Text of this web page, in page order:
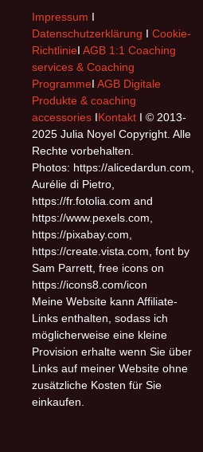
Impressum I
Datenschutzerklärung I Cookie-
RichtlinieI AGB 1:1 Coaching
services & Coaching
ProgrammeI AGB Digitale
Produkte & coaching
accessories IKontakt I © 2013-
2025 Julia Noyel Copyright. Alle
Rechte vorbehalten.
Photos: https://alicedardun.com,
Aurélie di Pietro,
https://fr.fotolia.com and
https://www.pexels.com,
https://pixabay.com,
https://create.vista.com, font by
Sam Parrett, free icons on
https://icons8.com/icon
Meine Website kann Affiliate-
Links enthalten, sodass ich
möglicherweise eine kleine
Provision erhalte wenn Sie über
Links auf meiner Website ohne
zusätzliche Kosten für Sie
einkaufen.